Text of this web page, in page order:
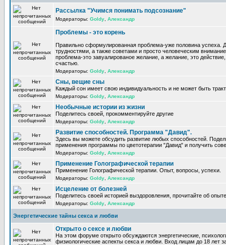
Рассылка "Учимся понимать подсознание"
Модераторы: Goldy Александр
Проблемы - это корень
Правильно сформулированная проблема-уже половина успеха.
трудностями, а также советами и просто человеческим
проблема-это завуалированое желание, а желание, это
счастью.
Модераторы: Goldy Александр
Сны, вещие сны
Каждый сон имеет свою индивидуальность и не может быть
Модераторы: Goldy Александр
Необычные истории из жизни
Поделитесь своей, прокомментируйте другие
Модераторы: Goldy Александр
Развитие способностей. Программа "Давид".
Здесь вы можете обсудить развитие любых способностей.
применения программы по цветотерапии "Давид" и получить
Модераторы: Goldy Александр
Применение Голографической терапии
Применение Голографической терапии. Опыт, вопросы, успехи.
Модераторы: Goldy Александр
Исцеление от болезней
Поделитесь своей историей выздоровления, прочитайте об
Модераторы: Goldy Александр
Энергетические тайны секса и любви
Открыто о сексе и любви
На этом форуме открыто обсуждаются энергетические,
физиологические аспекты секса и любви. Вход лицам до 18 лет